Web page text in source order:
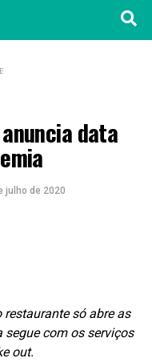
data
julho de 2020
restaurante só abre as
com os serviços
out.